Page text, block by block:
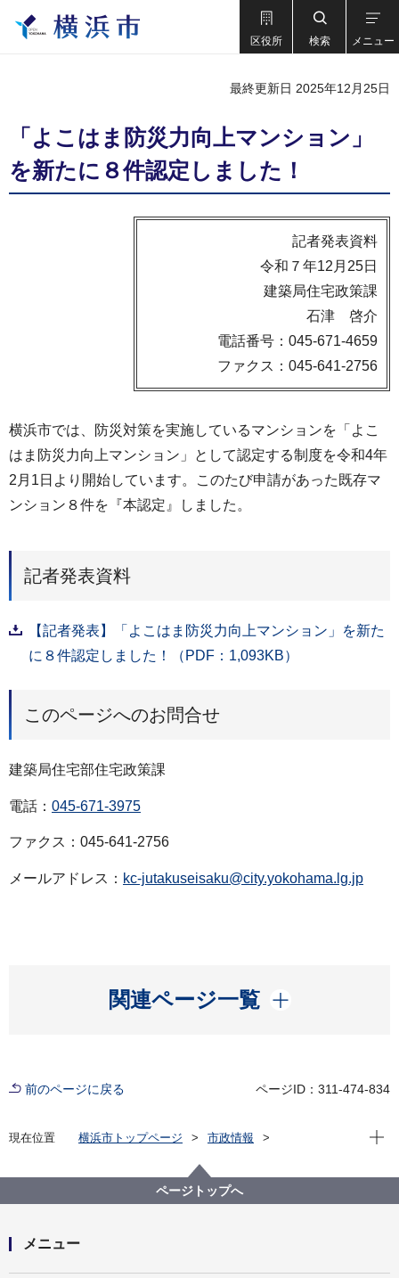
区役所 検索 メニュー
最終更新日 2025年12月25日
「よこはま防災力向上マンション」
を新たに８件認定しました！
記者発表資料
令和７年12月25日
建築局住宅政策課
石津 啓介
電話番号：045-671-4659
ファクス：045-641-2756
横浜市では、防災対策を実施しているマンションを「よこ
はま防災⼒向上マンション」として認定する制度を令和4年
2⽉1⽇より開始しています。このたび申請があった既存マ
ンション８件を『本認定』しました。
記者発表資料
【記者発表】「よこはま防災力向上マンション」を新た
に８件認定しました！（PDF：1,093KB）
このページへのお問合せ
建築局住宅部住宅政策課
電話： 045-671-3975
ファクス：045-641-2756
メールアドレス： kc-jutakuseisaku@city.yokohama.lg.jp
関連ページ一覧
開く
前のページに戻る ページID：311-474-834
現在位置 横浜市トップページ
市政情報
「よこはま防災力向上マンション」を新たに８件認定
しました！
現在
ページトップへ
メニュー